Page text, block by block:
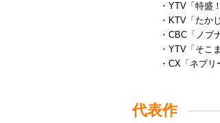
・YTV「特盛
・KTV「たか
・CBC「ノブ
・YTV「そこ
・CX「ネプ
代表作